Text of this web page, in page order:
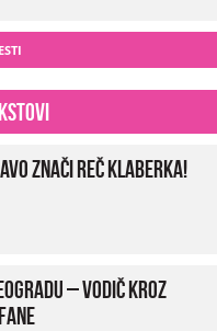
znači reč klaberka!
– vodič kroz